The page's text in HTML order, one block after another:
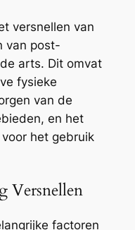
versnellen van
van post-
arts. Dit omvat
fysieke
van de
en het
het gebruik
Versnellen
factoren